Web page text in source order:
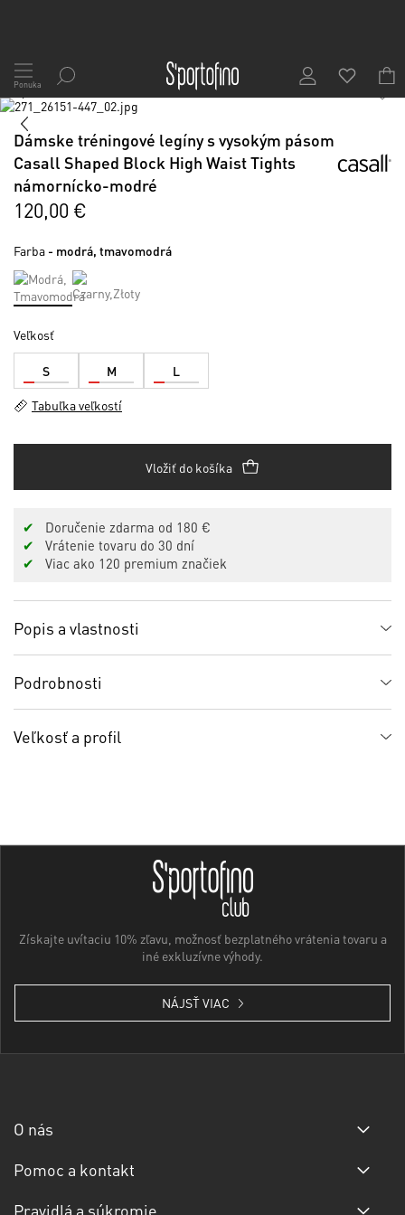
Skip
to
Content
Ponuka
Preskočiť
koniec
galérie
obrázkov
1/6
Preskočiť
začiatok
galérie
obrázkov
Dámske tréningové legíny s vysokým pásom
Casall Shaped Block High Waist Tights
námornícko-modré
120,00 €
Farba - modrá, tmavomodrá
Veľkosť
S M L
Tabuľka veľkostí
Vložiť do košíka
✔
Doručenie zdarma od 180 €
✔
Vrátenie tovaru do 30 dní
✔
Viac ako 120 premium značiek
Popis a vlastnosti
Podrobnosti
Veľkosť a profil
Získajte uvítaciu 10% zľavu, možnosť bezplatného vrátenia tovaru a
iné exkluzívne výhody.
NÁJSŤ VIAC
O nás
Pomoc a kontakt
Pravidlá a súkromie